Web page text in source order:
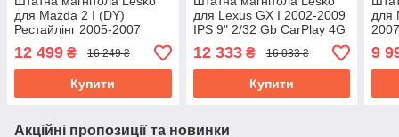
для Mazda 2 I (DY)
Рестайлінг 2005-2007
екран 10" 4/64Gb CarPlay
4G Wi-Fi GPS Prime
12 499 ₴ 16 249 ₴
Купити
для Lexus GX I 2002-2009
IPS 9" 2/32 Gb CarPlay 4G
12 333₴ 16 033 ₴
Купити
для
9
Акційні пропозиції та новинки